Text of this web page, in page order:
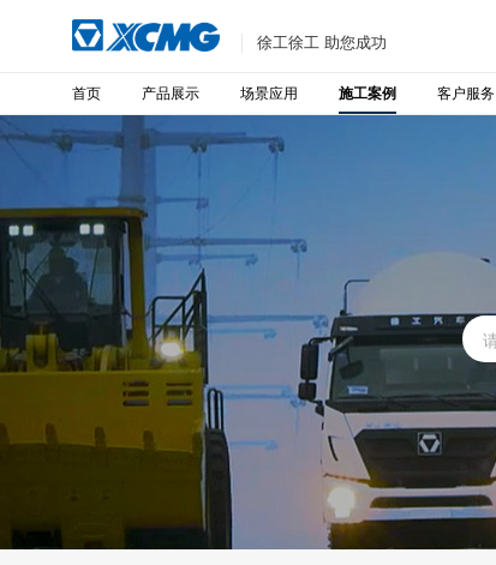
徐工徐工 助您成功
首页 产品展示 场景应用 施工案例 客户服务